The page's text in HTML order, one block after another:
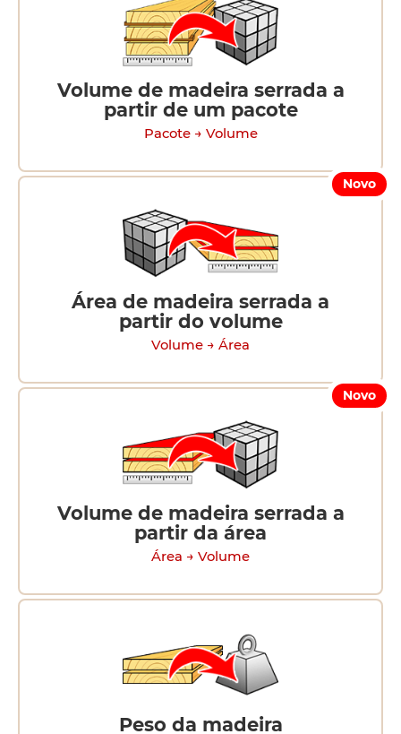
Volume de madeira serrada a
partir de um pacote
Pacote → Volume
Novo
Área de madeira serrada a
partir do volume
Volume → Área
Novo
Volume de madeira serrada a
partir da área
Área → Volume
Peso da madeira